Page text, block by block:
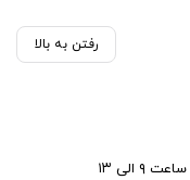
رفتن به بالا